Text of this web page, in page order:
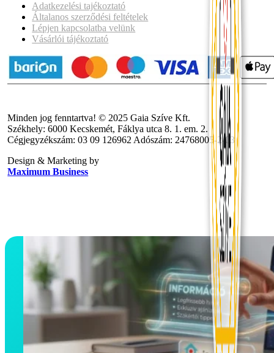
Adatkezelési tajékoztató
Általanos szerződési feltételek
Lépjen kapcsolatba velünk
Vásárlói tájékoztató
Minden jog fenntartva! © 2025 Gaia Szíve Kft.
Székhely: 6000 Kecskemét, Fáklya utca 8. 1. em. 2.
Cégjegyzékszám: 03 09 126962 Adószám: 24768005-2-03
Design & Marketing by
Maximum Business